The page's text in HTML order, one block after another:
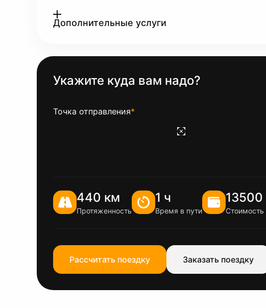
Дополнительные услуги
Укажите куда вам надо?
Точка отправления*
440 км
Протяженность
1 ч
Время в пути
13500
Стоимость
Рассчитать поездку Заказать поездку